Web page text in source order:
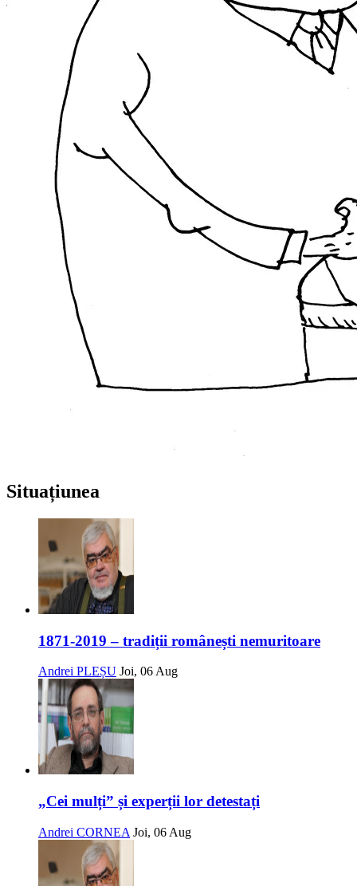
Situațiunea
1871-2019 – tradiții românești nemuritoare
Andrei PLEȘU Joi, 06 Aug
„Cei mulți” și experții lor detestați
Andrei CORNEA Joi, 06 Aug